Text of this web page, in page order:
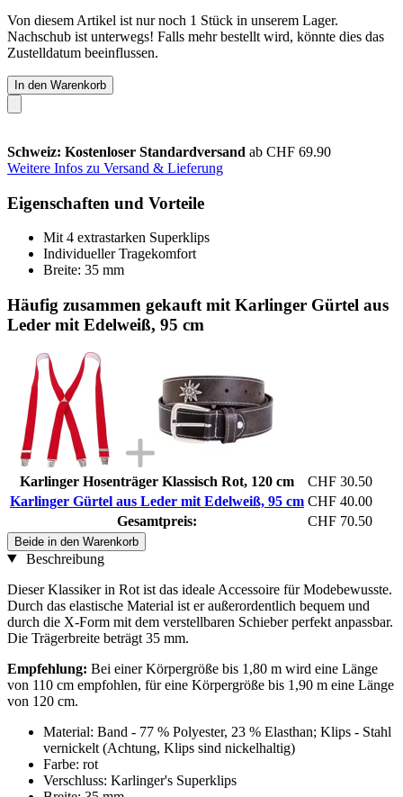
Von diesem Artikel ist nur noch 1 Stück in unserem Lager.
Nachschub ist unterwegs! Falls mehr bestellt wird, könnte dies das
Zustelldatum beeinflussen.
In den Warenkorb
Schweiz: Kostenloser Standardversand ab CHF 69.90
Weitere Infos zu Versand & Lieferung
Eigenschaften und Vorteile
Mit 4 extrastarken Superklips
Individueller Tragekomfort
Breite: 35 mm
Häufig zusammen gekauft mit Karlinger Gürtel aus
Leder mit Edelweiß, 95 cm
Karlinger Hosenträger Klassisch Rot, 120 cm
CHF 30.50
Karlinger Gürtel aus Leder mit Edelweiß, 95 cm CHF 40.00
Gesamtpreis:
CHF 70.50
Beide in den Warenkorb
Beschreibung
Dieser Klassiker in Rot ist das ideale Accessoire für Modebewusste.
Durch das elastische Material ist er außerordentlich bequem und
durch die X-Form mit dem verstellbaren Schieber perfekt anpassbar.
Die Trägerbreite beträgt 35 mm.
Empfehlung: Bei einer Körpergröße bis 1,80 m wird eine Länge
von 110 cm empfohlen, für eine Körpergröße bis 1,90 m eine Länge
von 120 cm.
Material: Band - 77 % Polyester, 23 % Elasthan; Klips - Stahl
vernickelt (Achtung, Klips sind nickelhaltig)
Farbe: rot
Verschluss: Karlinger's Superklips